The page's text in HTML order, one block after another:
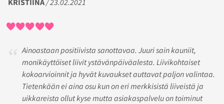
KRISTIINA/ 23.02.2021
Ainoastaan positiivista sanottavaa. Juuri sain kauniit,
monikäyttöiset liivit ystävänpäiväalesta. Liivikohtaiset
kokoarvioinnit ja hyvät kuvaukset auttavat paljon valintaa.
Tietenkään ei aina osu kun on eri merkkisistä liiveistä ja
uikkareista ollut kyse mutta asiakaspalvelu on toiminut